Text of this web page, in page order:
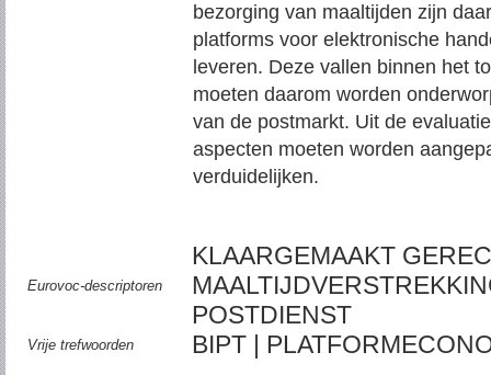
bezorging van maaltijden zijn
platforms voor elektronische
leveren. Deze vallen binnen het
moeten daarom worden
van de postmarkt. Uit de
aspecten moeten worden
verduidelijken.
Eurovoc-descriptoren
KLAARGEMAAKT
POSTDIENST
Vrije trefwoorden BIPT |